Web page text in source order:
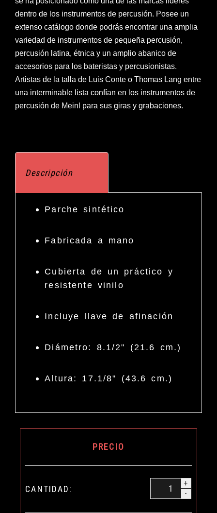
dentro de los instrumentos de percusión. Posee un
extenso catálogo donde podrás encontrar una amplia
variedad de instrumentos de pequeña percusión,
percusión latina, étnica y un amplio abanico de
accesorios para los bateristas y percusionistas.
Artistas de la talla de Luis Conte o Thomas Lang entre
una interminable lista confían en los instrumentos de
percusión de Meinl para sus giras y grabaciones.
Descripción
Parche sintético
Fabricada a mano
Cubierta de un práctico y
resistente vinilo
Incluye llave de afinación
Diámetro: 8.1/2" (21.6 cm.)
Altura: 17.1/8" (43.6 cm.)
PRECIO
CANTIDAD:
+
-